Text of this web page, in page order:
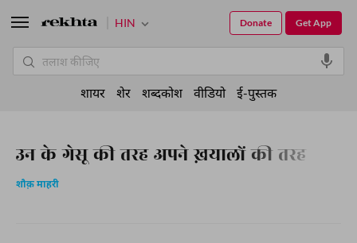
उन के गेसू की तरह अपने ख़यालों की तरह
शौक़ माहरी
HIN Get App
Donate
शायर शेर शब्दकोश वीडियो ई-पुस्तक